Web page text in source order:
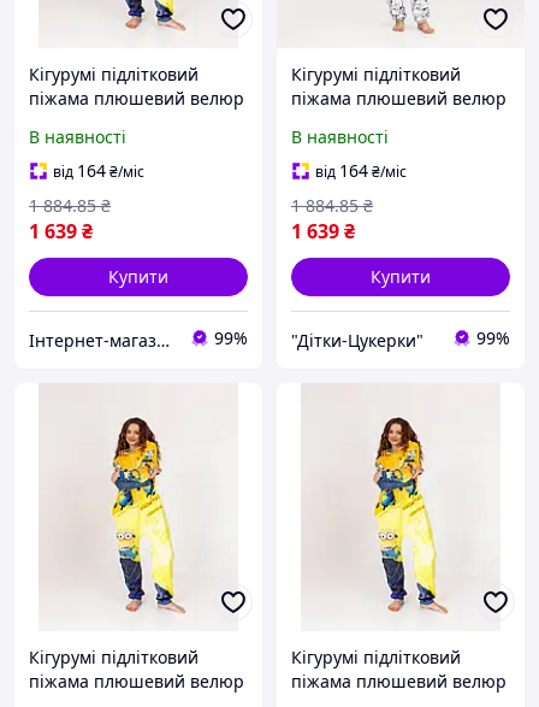
Кігурумі підлітковий
піжама плюшевий велюр
В наявності
від 164₴/міс
1 639₴
1 884.85 ₴
Купити
Інтернет-магазин «Світ іграшок» 99%
Кігурумі підлітковий
піжама плюшевий велюр
зріст 170 см
В наявності
від 164₴/міс
1 639₴
1 884.85 ₴
Купити
"Дітки-Цукерки" 99%
Кігурумі підлітковий
піжама плюшевий велюр
Кігурумі підлітковий
піжама плюшевий велюр